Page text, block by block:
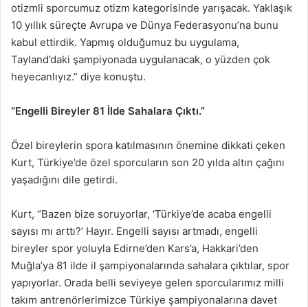
otizmli sporcumuz otizm kategorisinde yarışacak. Yaklaşık
10 yıllık süreçte Avrupa ve Dünya Federasyonu’na bunu
kabul ettirdik. Yapmış olduğumuz bu uygulama,
Tayland’daki şampiyonada uygulanacak, o yüzden çok
heyecanlıyız.” diye konuştu.
“Engelli Bireyler 81 İlde Sahalara Çıktı.”
Özel bireylerin spora katılmasının önemine dikkati çeken
Kurt, Türkiye’de özel sporcuların son 20 yılda altın çağını
yaşadığını dile getirdi.
Kurt, “Bazen bize soruyorlar, ‘Türkiye’de acaba engelli
sayısı mı arttı?’ Hayır. Engelli sayısı artmadı, engelli
bireyler spor yoluyla Edirne’den Kars’a, Hakkari’den
Muğla’ya 81 ilde il şampiyonalarında sahalara çıktılar, spor
yapıyorlar. Orada belli seviyeye gelen sporcularımız milli
takım antrenörlerimizce Türkiye şampiyonalarına davet